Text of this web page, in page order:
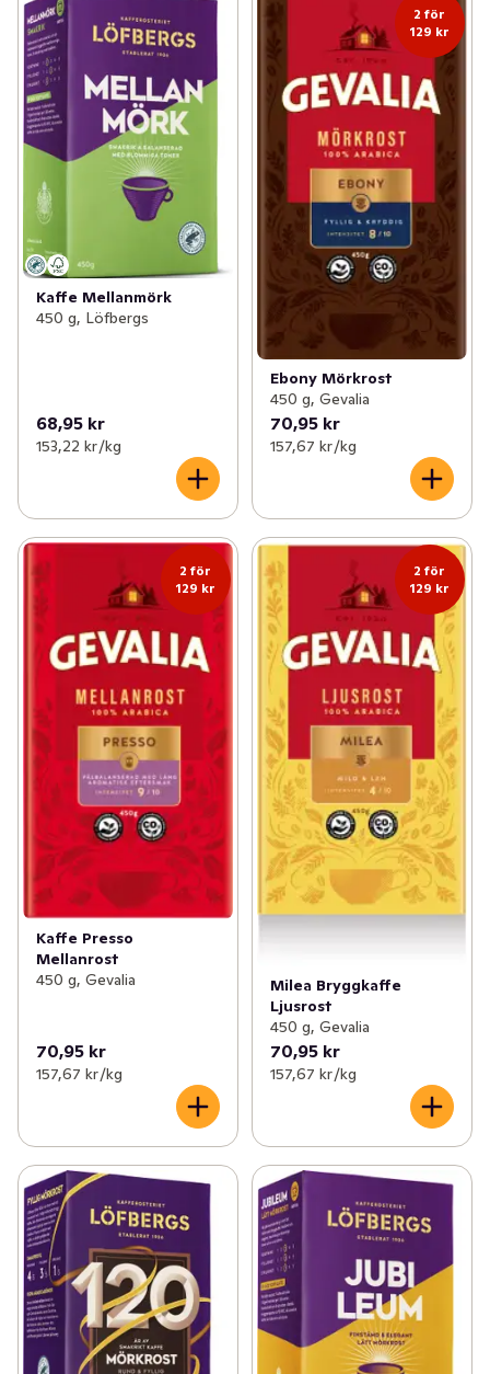
Kaffe Mellanmörk
450 g, Löfbergs
68,95 kr
153,22 kr /kg
2 för
129 kr
Ebony Mörkrost
450 g, Gevalia
70,95 kr
157,67 kr /kg
2 för
129 kr
Kaffe Presso
Mellanrost
450 g, Gevalia
70,95 kr
157,67 kr /kg
2 för
129 kr
Milea Bryggkaffe
Ljusrost
450 g, Gevalia
70,95 kr
157,67 kr /kg